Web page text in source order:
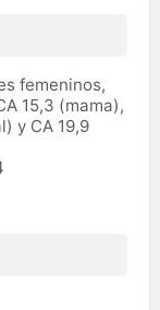
femeninos,
15,3 (mama),
y CA 19,9